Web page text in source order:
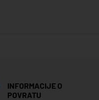
INFORMACIJE O
POVRATU